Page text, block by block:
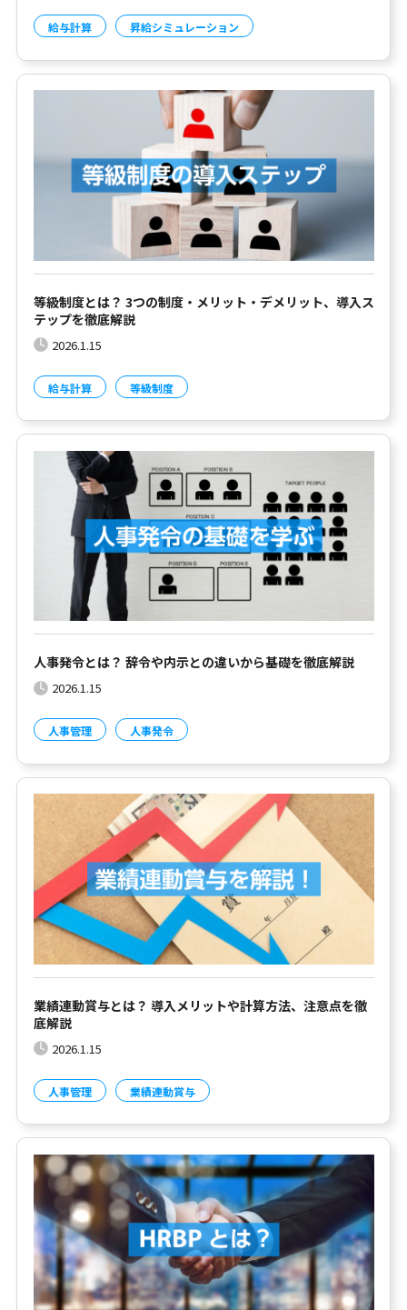
給与計算 昇給シミュレーション
等級制度とは？ 3つの制度・メリット・デメリット、導入ス
テップを徹底解説
2026.1.15
給与計算 等級制度
人事発令とは？ 辞令や内示との違いから基礎を徹底解説
2026.1.15
人事管理 人事発令
業績連動賞与とは？ 導入メリットや計算方法、注意点を徹
底解説
2026.1.15
人事管理 業績連動賞与